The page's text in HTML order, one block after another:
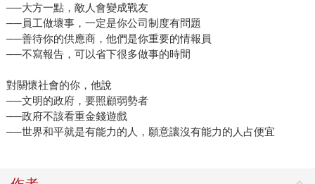
──大方一點，敵人會變成戰友
──員工做壞事，一定是你公司制度有問題
──善待你的供應商，他們是你重要的情報員
──不寫報告，可以省下很多做事的時間
對關懷社會的你，他說
──文明的政府，要照顧弱勢者
──政府不該看重金錢遊戲
──世界和平就是有能力的人，願意讓沒有能力的人占便宜